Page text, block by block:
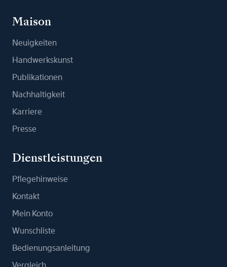
Maison
Neuigkeiten
Handwerkskunst
Publikationen
Nachhaltigkeit
Karriere
Presse
Dienstleistungen
Pflegehinweise
Kontakt
Mein Konto
Wunschliste
Bedienungsanleitung